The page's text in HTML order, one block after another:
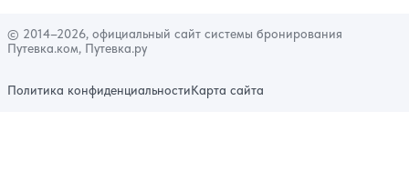
© 2014–2026, официальный сайт системы бронирования
Путевка.ком, Путевка.ру
Политика конфиденциальностиКарта сайта